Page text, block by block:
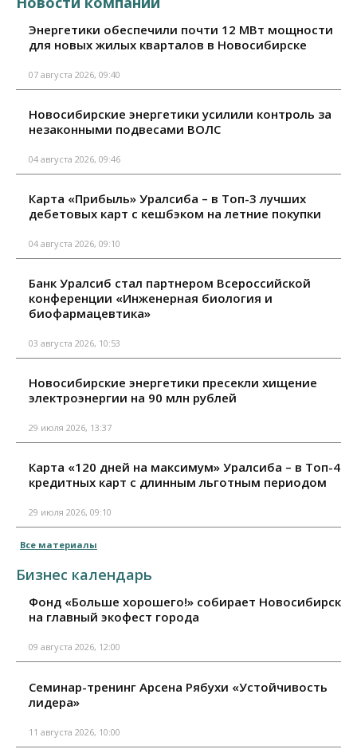
Энергетики обеспечили почти 12 МВт мощности
для новых жилых кварталов в Новосибирске
07 августа 2026, 09:40
Новосибирские энергетики усилили контроль за
незаконными подвесами ВОЛС
04 августа 2026, 09:46
Карта «Прибыль» Уралсиба – в Топ-3 лучших
дебетовых карт с кешбэком на летние покупки
04 августа 2026, 09:10
Банк Уралсиб стал партнером Всероссийской
конференции «Инженерная биология и
биофармацевтика»
03 августа 2026, 10:53
Новосибирские энергетики пресекли хищение
электроэнергии на 90 млн рублей
29 июля 2026, 13:37
Карта «120 дней на максимум» Уралсиба – в Топ-4
кредитных карт с длинным льготным периодом
29 июля 2026, 09:10
Все материалы
Бизнес календарь
Фонд «Больше хорошего!» собирает Новосибирск
на главный экофест города
09 августа 2026, 12:00
Семинар-тренинг Арсена Рябухи «Устойчивость
лидера»
11 августа 2026, 10:00